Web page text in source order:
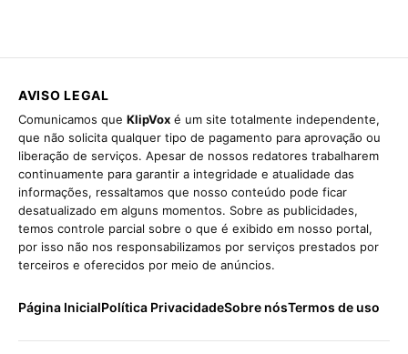
AVISO LEGAL
Comunicamos que KlipVox é um site totalmente independente,
que não solicita qualquer tipo de pagamento para aprovação ou
liberação de serviços. Apesar de nossos redatores trabalharem
continuamente para garantir a integridade e atualidade das
informações, ressaltamos que nosso conteúdo pode ficar
desatualizado em alguns momentos. Sobre as publicidades,
temos controle parcial sobre o que é exibido em nosso portal,
por isso não nos responsabilizamos por serviços prestados por
terceiros e oferecidos por meio de anúncios.
Página InicialPolítica PrivacidadeSobre nósTermos de uso